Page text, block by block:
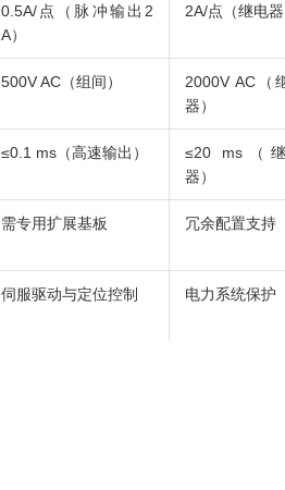
0.5A/点（脉冲输出2
A）
2A/点（继电
500V AC（组间）
2000V AC（
器）
≤0.1 ms（高速输出）
≤20 ms（
器）
需专用扩展基板 冗余配置支持
伺服驱动与定位控制 电力系统保护